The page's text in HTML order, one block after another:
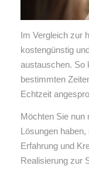
Im Vergleich zur
kostengünstig
austauschen. So
bestimmten
Echtzeit
Möchten Sie nun
Lösungen
Erfahrung und
Realisierung zur